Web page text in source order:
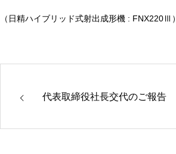
（日精ハイブリッド式射出成形機 : FNX220Ⅲ）
代表取締役社長交代のご報告